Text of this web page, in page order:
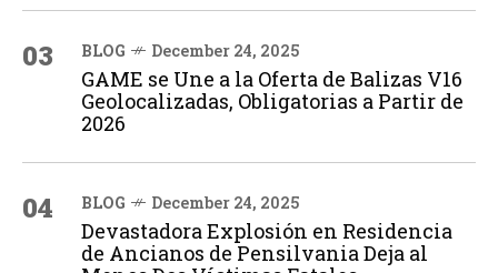
03 BLOG December 24, 2025
GAME se Une a la Oferta de Balizas V16
Geolocalizadas, Obligatorias a Partir de
2026
04 BLOG December 24, 2025
Devastadora Explosión en Residencia
de Ancianos de Pensilvania Deja al